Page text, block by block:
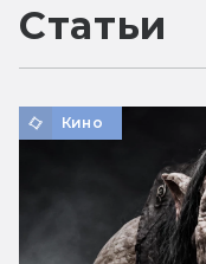
Статьи
Кино